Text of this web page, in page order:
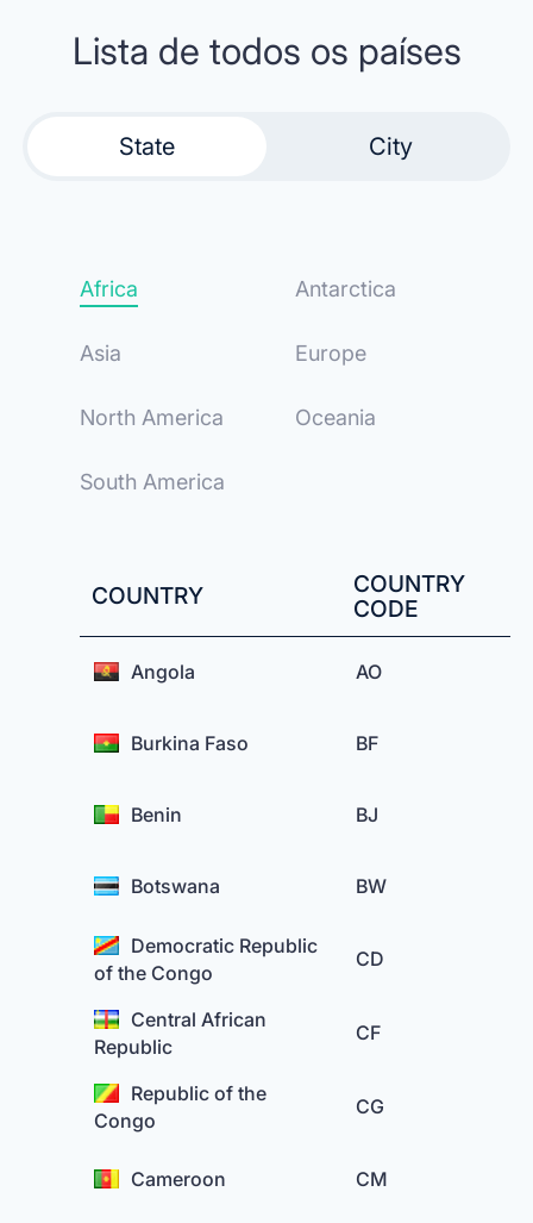
Lista de todos os países
State City
Africa Antarctica
Asia Europe
North America Oceania
South America
COUNTRY
COUNTRY
CODE
Angola AO
Burkina Faso BF
Benin BJ
Botswana BW
Democratic Republic
of the Congo
CD
Central African
Republic
CF
Republic of the
Congo
CG
Cameroon CM